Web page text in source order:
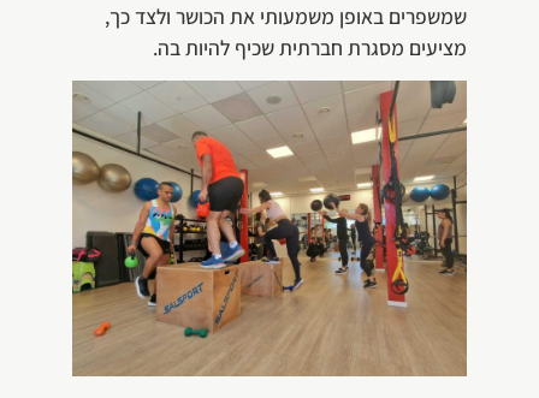
שמשפרים באופן משמעותי את הכושר ולצד כך,
מציעים מסגרת חברתית שכיף להיות בה.